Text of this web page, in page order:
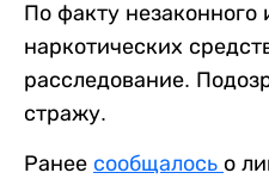
По факту незаконного
наркотических
расследование.
стражу.
Ранее сообщалось о